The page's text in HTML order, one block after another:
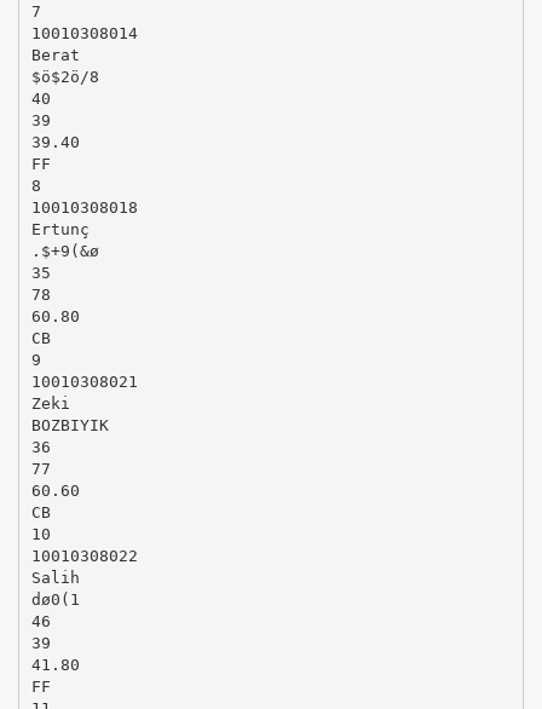
7
10010308014
Berat
$ö$2ö/8
40
39
39.40
FF
8
10010308018
Ertunç
.$+9(&ø
35
78
60.80
CB
9
10010308021
Zeki
BOZBIYIK
36
77
60.60
CB
10
10010308022
Salih
dø0(1
46
39
41.80
FF